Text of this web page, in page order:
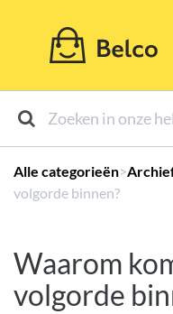
Alle categorieën​>​
volgorde binnen?
Waarom
volgorde